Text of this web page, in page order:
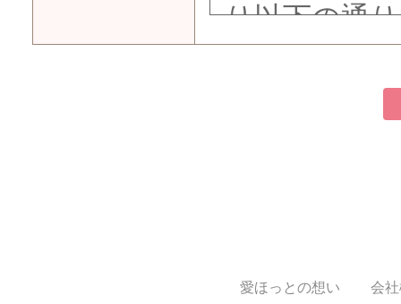
り以下の通
人情報の保
個人情報
事によって
愛ほっとの想い
会